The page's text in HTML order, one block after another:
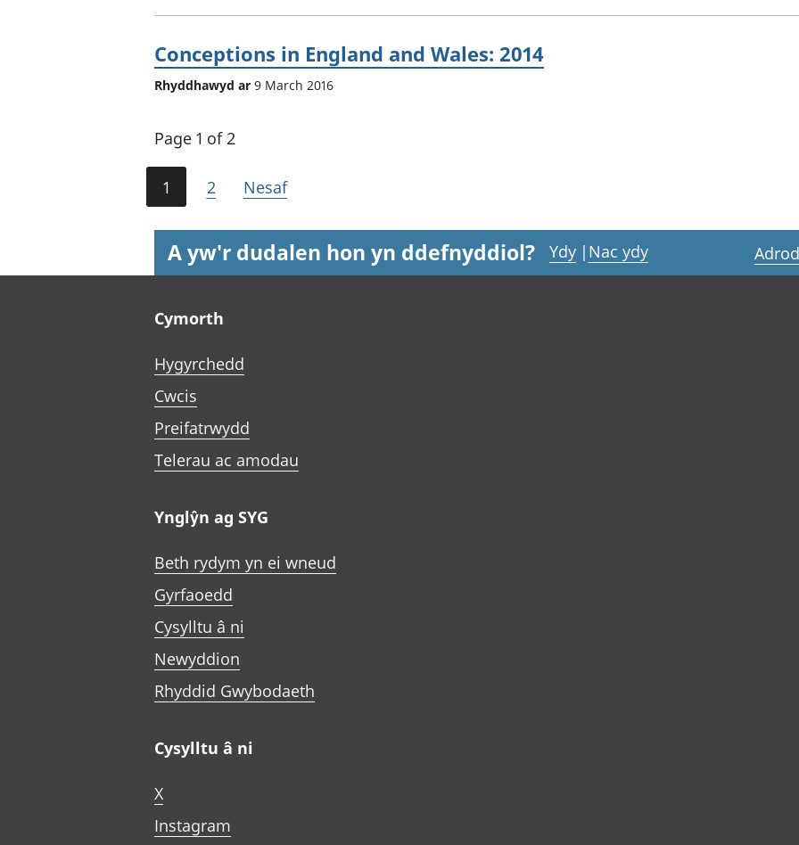
Conceptions in England and Wales: 2014
Rhyddhawyd ar 9 March 2016
Page 1 of 2
1 2 Nesaf
A yw'r dudalen hon yn ddefnyddiol? Ydy | Nac ydy
Cymorth
Hygyrchedd
Cwcis
Preifatrwydd
Telerau ac amodau
Ynglŷn ag SYG
Beth rydym yn ei wneud
Gyrfaoedd
Cysylltu â ni
Newyddion
Rhyddid Gwybodaeth
Cysylltu â ni
X
Instagram